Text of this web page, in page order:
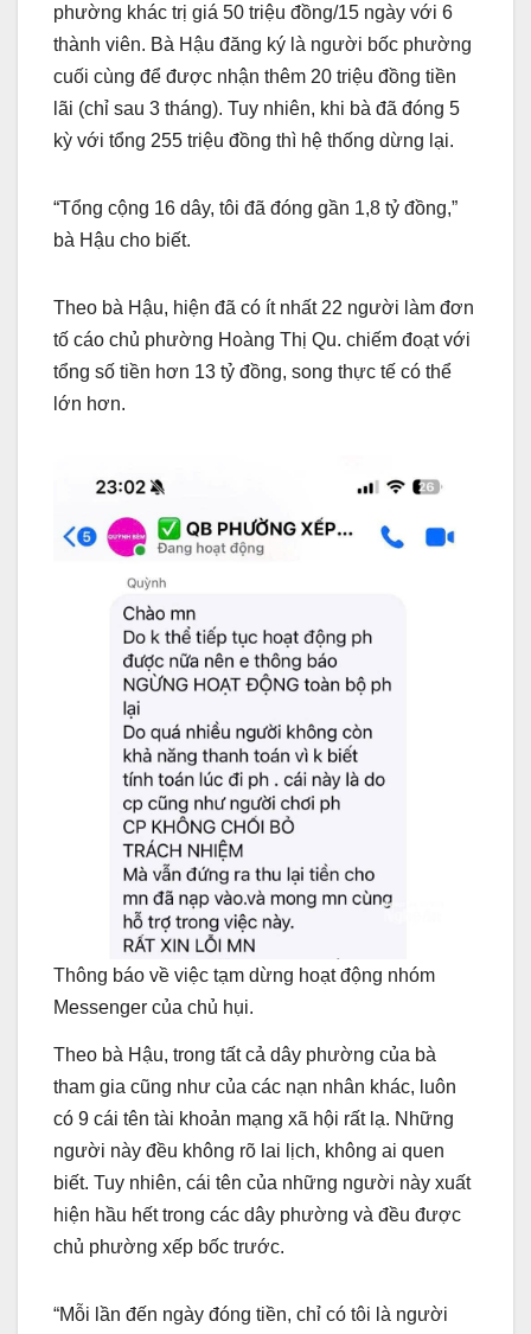
phường khác trị giá 50 triệu đồng/15 ngày với 6
thành viên. Bà Hậu đăng ký là người bốc phường
cuối cùng để được nhận thêm 20 triệu đồng tiền
lãi (chỉ sau 3 tháng). Tuy nhiên, khi bà đã đóng 5
kỳ với tổng 255 triệu đồng thì hệ thống dừng lại.
“Tổng cộng 16 dây, tôi đã đóng gần 1,8 tỷ đồng,”
bà Hậu cho biết.
Theo bà Hậu, hiện đã có ít nhất 22 người làm đơn
tố cáo chủ phường Hoàng Thị Qu. chiếm đoạt với
tổng số tiền hơn 13 tỷ đồng, song thực tế có thể
lớn hơn.
Thông báo về việc tạm dừng hoạt động nhóm
Messenger của chủ hụi.
Theo bà Hậu, trong tất cả dây phường của bà
tham gia cũng như của các nạn nhân khác, luôn
có 9 cái tên tài khoản mạng xã hội rất lạ. Những
người này đều không rõ lai lịch, không ai quen
biết. Tuy nhiên, cái tên của những người này xuất
hiện hầu hết trong các dây phường và đều được
chủ phường xếp bốc trước.
“Mỗi lần đến ngày đóng tiền, chỉ có tôi là người